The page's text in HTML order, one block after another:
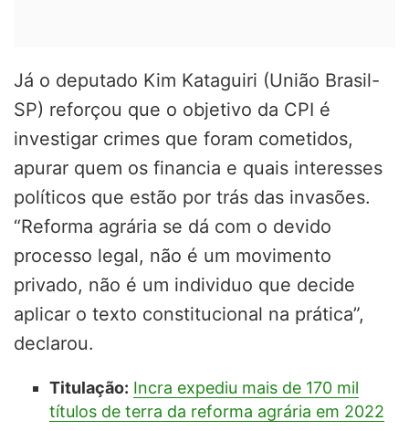
Já o deputado Kim Kataguiri (União Brasil-
SP) reforçou que o objetivo da CPI é
investigar crimes que foram cometidos,
apurar quem os financia e quais interesses
políticos que estão por trás das invasões.
“Reforma agrária se dá com o devido
processo legal, não é um movimento
privado, não é um individuo que decide
aplicar o texto constitucional na prática”,
declarou.
Titulação: Incra expediu mais de 170 mil
títulos de terra da reforma agrária em 2022